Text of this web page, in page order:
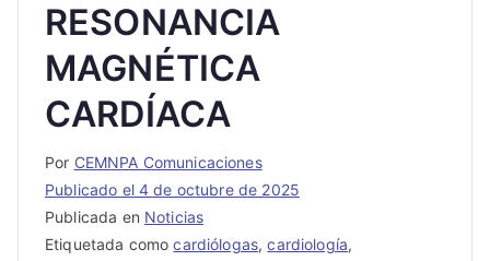
RESONANCIA
MAGNÉTICA
CARDÍACA
Por CEMNPA Comunicaciones
Publicado el 4 de octubre de 2025
Publicada en Noticias
Etiquetada comocardiólogas,cardiología,